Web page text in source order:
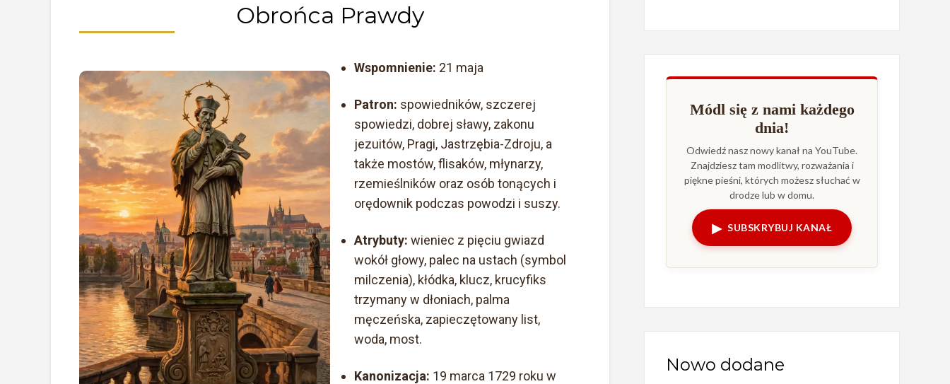
Obrońca Prawdy
Wspomnienie: 21 maja
Patron: spowiedników, szczerej
spowiedzi, dobrej sławy, zakonu
jezuitów, Pragi, Jastrzębia-Zdroju, a
także mostów, flisaków, młynarzy,
rzemieślników oraz osób tonących i
orędownik podczas powodzi i suszy.
Atrybuty: wieniec z pięciu gwiazd
wokół głowy, palec na ustach (symbol
milczenia), kłódka, klucz, krucyfiks
trzymany w dłoniach, palma
męczeńska, zapieczętowany list,
woda, most.
Kanonizacja: 19 marca 1729 roku w
Módl się z nami każdego
dnia!
Odwiedź nasz nowy kanał na YouTube.
Znajdziesz tam modlitwy, rozważania i
piękne pieśni, których możesz słuchać w
drodze lub w domu.
▶ SUBSKRYBUJ KANAŁ
Nowo dodane